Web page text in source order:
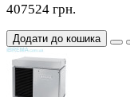
407524 грн.
Додати до кошика